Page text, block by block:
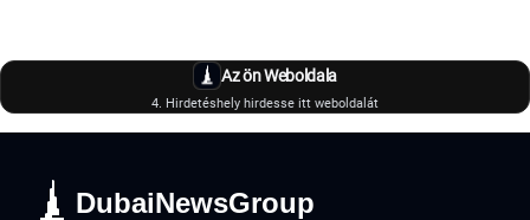
Az ön Weboldala
4. Hirdetéshely hirdesse itt weboldalát
DubaiNewsGroup